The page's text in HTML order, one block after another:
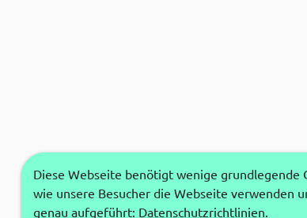
Diese Webseite benötigt wenige
wie unsere Besucher die Webseite verwenden
genau aufgeführt: Datenschutzrichtlinien.